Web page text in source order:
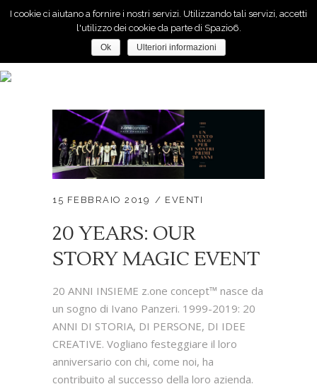
15 FEBBRAIO 2019 EVENTI
20 YEARS: OUR
STORY MAGIC EVENT
20 ANNI INSIEME z.one concept™ nasce da
un sogno di Ivano Panzeri. 1999-2019: 20
ANNI DI STORIA, DI PERSONE, DI IDEE
CREATIVE. Vogliano festeggiare il loro
anniversario con chi, come noi, ha
contribuito al successo della loro azienda.
I cookie ci aiutano a fornire i nostri servizi. Utilizzando tali servizi, accetti
l'utilizzo dei cookie da parte di Spazio6.
Ok Ulteriori informazioni